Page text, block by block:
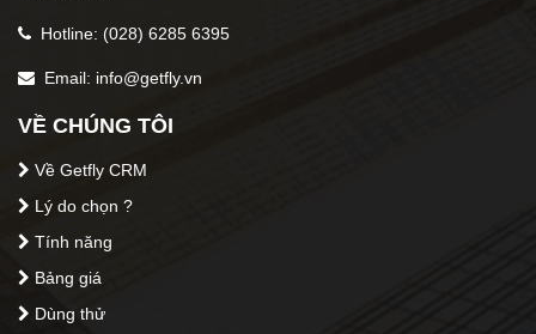
Hotline: (028) 6285 6395
Email: info@getfly.vn
VỀ CHÚNG TÔI
Về Getfly CRM
Lý do chọn ?
Tính năng
Bảng giá
Dùng thử